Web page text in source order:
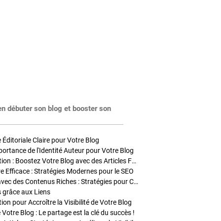
débuter son blog et booster son
Éditoriale Claire pour Votre Blog
de l'Identité Auteur pour Votre Blog
Stratégies de Publication : Boostez Votre Blog avec des Articles Fréquents et Exclusifs
Efficace : Stratégies Modernes pour le SEO
Enrichir Vos Articles avec des Contenus Riches : Stratégies pour Captiver et Optimiser
grâce aux Liens
pour Accroître la Visibilité de Votre Blog
Blog : Le partage est la clé du succès !